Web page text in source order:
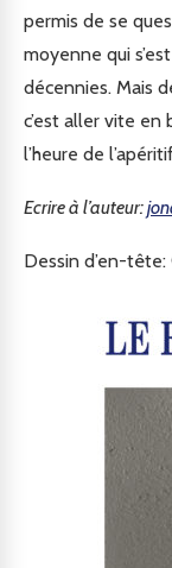
permis de se
moyenne qui
décennies. Mais
c’est aller vite en
l’heure de
Ecrire à l’auteur:
Dessin d’en-